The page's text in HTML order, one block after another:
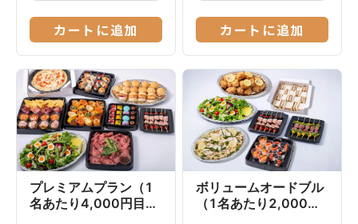
カートに追加 カートに追加
プレミアムプラン（1
名あたり4,000円目
ボリュームオードブル
（1名あたり2,000円